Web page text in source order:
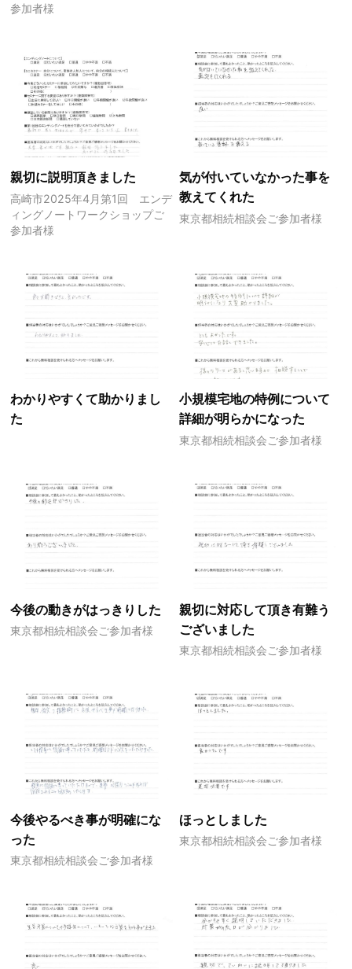
参加者様
親切に説明頂きました
高崎市2025年4月第1回 エンデ
ィングノートワークショップご
参加者様
気が付いていなかった事を
教えてくれた
東京都相続相談会ご参加者様
わかりやすくて助かりまし
た
小規模宅地の特例について
詳細が明らかになった
東京都相続相談会ご参加者様
今後の動きがはっきりした
東京都相続相談会ご参加者様
親切に対応して頂き有難う
ございました
東京都相続相談会ご参加者様
今後やるべき事が明確にな
った
東京都相続相談会ご参加者様
ほっとしました
東京都相続相談会ご参加者様